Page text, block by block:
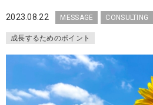
2023.08.22 MESSAGE CONSULTING
成長するためのポイント